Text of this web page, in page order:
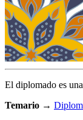
El diplomado es
Temario →